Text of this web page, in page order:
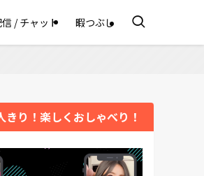
/ チャット 暇つぶし
きり！楽しくおしゃべり！